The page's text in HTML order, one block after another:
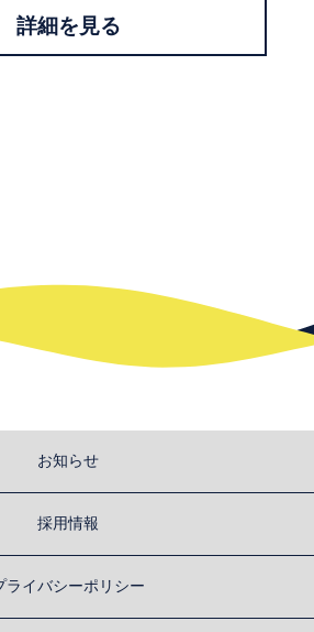
詳細を見る
お知らせ
採用情報
ライバシーポリシー